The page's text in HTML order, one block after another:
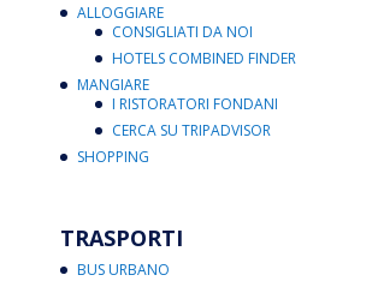
ALLOGGIARE
CONSIGLIATI DA NOI
HOTELS COMBINED FINDER
MANGIARE
I RISTORATORI FONDANI
CERCA SU TRIPADVISOR
SHOPPING
TRASPORTI
BUS URBANO